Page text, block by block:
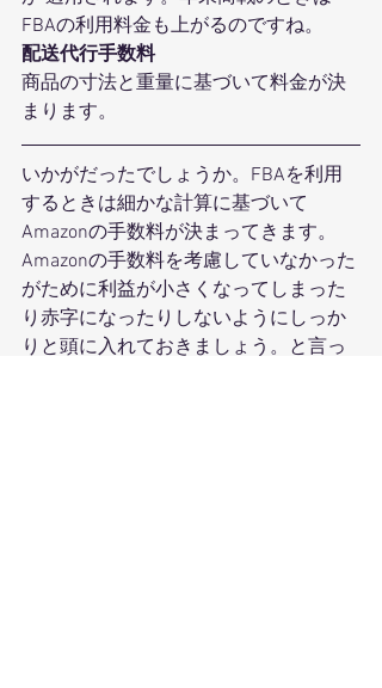
FBAの利用料金も上がるのですね。
配送代行手数料
商品の寸法と重量に基づいて料金が決
まります。
いかがだったでしょうか。FBAを利用
するときは細かな計算に基づいて
Amazonの手数料が決まってきます。
Amazonの手数料を考慮していなかった
がために利益が小さくなってしまった
り赤字になったりしないようにしっか
りと頭に入れておきましょう。と言っ